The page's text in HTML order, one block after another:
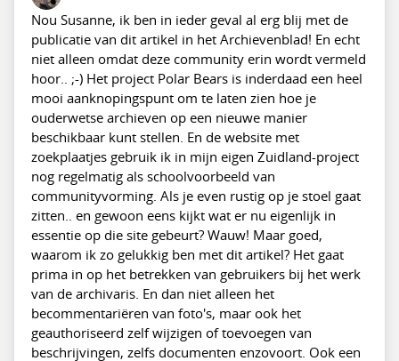
Nou Susanne, ik ben in ieder geval al erg blij met de
publicatie van dit artikel in het Archievenblad! En echt
niet alleen omdat deze community erin wordt vermeld
hoor.. ;-) Het project Polar Bears is inderdaad een heel
mooi aanknopingspunt om te laten zien hoe je
ouderwetse archieven op een nieuwe manier
beschikbaar kunt stellen. En de website met
zoekplaatjes gebruik ik in mijn eigen Zuidland-project
nog regelmatig als schoolvoorbeeld van
communityvorming. Als je even rustig op je stoel gaat
zitten.. en gewoon eens kijkt wat er nu eigenlijk in
essentie op die site gebeurt? Wauw! Maar goed,
waarom ik zo gelukkig ben met dit artikel? Het gaat
prima in op het betrekken van gebruikers bij het werk
van de archivaris. En dan niet alleen het
becommentariëren van foto's, maar ook het
geauthoriseerd zelf wijzigen of toevoegen van
beschrijvingen, zelfs documenten enzovoort. Ook een